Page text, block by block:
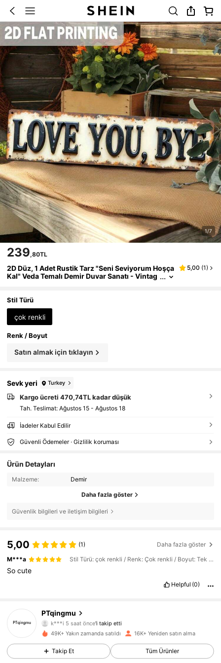
1/7
239,80TL
2D Düz, 1 Adet Rustik Tarz "Seni Seviyorum Hoşça
Kal" Veda Temalı Demir Duvar Sanatı - Vintag
Odası, Ofis İçin Uygun, Vintage Tasarım, Eskitme
Stil, 9.91 X 39.88 Cm, Boyut Tablosunda Gösterild
iği Gibi Önceden Delinmiş Delikler
5,00 (1)
Stil Türü
çok renkli
Renk / Boyut
Satın almak için tıklayın
Sevk yeri Turkey
Kargo ücreti 470,74TL kadar düşük
Tah. Teslimat: Ağustos 15 - Ağustos 18
İadeler Kabul Edilir
Güvenli Ödemeler · Gizlilik koruması
Ürün Detayları
Malzeme: Demir
Daha fazla göster
Güvenlik bilgileri ve iletişim bilgileri
5,00 (1) Daha fazla göster
M***a Stil Türü: çok renkli / Renk: Çok renkli / Boyut: Tek boyut
Socute
Helpful (0)
PTqingmu
4,85
2.7K Takipçiler
k***i 5 saat önce'i takip etti
49K+ Yakın zamanda satıldı 16K+ Yeniden satın alma
Takip Et Tüm Ürünler